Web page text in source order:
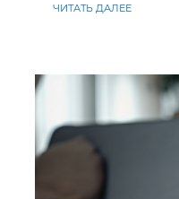
ЧИТАТЬ ДАЛЕЕ